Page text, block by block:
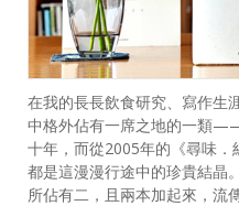
在我的長長飲食研究、寫作生
中格外佔有一席之地的一類
十年，而從2005年的《尋味．
都是這漫漫行途中的珍貴結晶
所佔有二，且兩本加起來，流